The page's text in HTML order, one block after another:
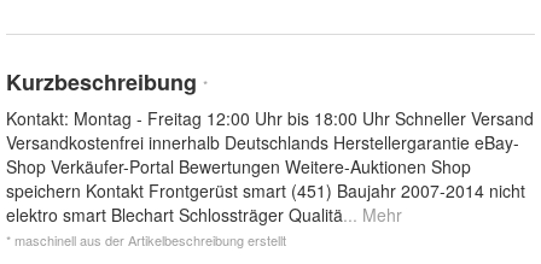
Kurzbeschreibung *
Kontakt: Montag - Freitag 12:00 Uhr bis 18:00 Uhr Schneller Versand
Versandkostenfrei innerhalb Deutschlands Herstellergarantie eBay-
Shop Verkäufer-Portal Bewertungen Weitere-Auktionen Shop
speichern Kontakt Frontgerüst smart (451) Baujahr 2007-2014 nicht
elektro smart Blechart Schlossträger Qualitä... Mehr
* maschinell aus der Artikelbeschreibung erstellt